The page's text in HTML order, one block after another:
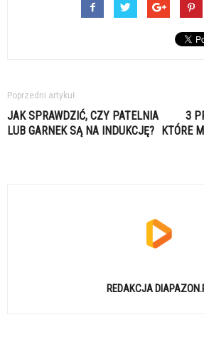
Poprzedni artykuł
JAK SPRAWDZIĆ, CZY PATELNIA
LUB GARNEK SĄ NA INDUKCJĘ?
3
KTÓRE
REDAKCJA